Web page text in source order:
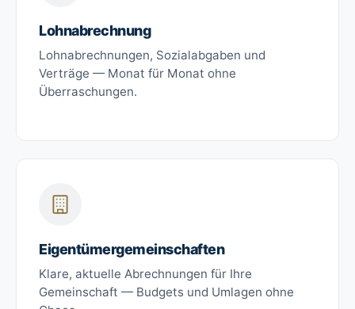
Lohnabrechnung
Lohnabrechnungen, Sozialabgaben und
Verträge — Monat für Monat ohne
Überraschungen.
Eigentümergemeinschaften
Klare, aktuelle Abrechnungen für Ihre
Gemeinschaft — Budgets und Umlagen ohne